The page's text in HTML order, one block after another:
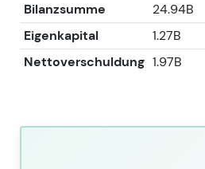
Bilanzsumme
24.94B
Eigenkapital
1.27B
Nettoverschuldung 1.97B